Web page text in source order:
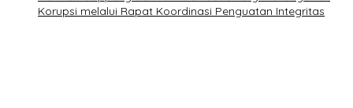
Korupsi melalui Rapat Koordinasi Penguatan Integritas